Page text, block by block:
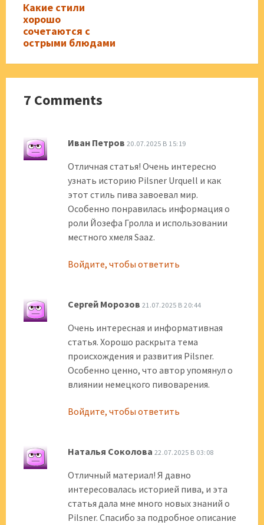
Какие стили
хорошо
сочетаются с
острыми блюдами
7 Comments
Иван Петров 20.07.2025 В 15:19
Отличная статья! Очень интересно
узнать историю Pilsner Urquell и как
этот стиль пива завоевал мир.
Особенно понравилась информация о
роли Йозефа Гролла и использовании
местного хмеля Saaz.
Войдите, чтобы ответить
Сергей Морозов 21.07.2025 В 20:44
Очень интересная и информативная
статья. Хорошо раскрыта тема
происхождения и развития Pilsner.
Особенно ценно, что автор упомянул о
влиянии немецкого пивоварения.
Войдите, чтобы ответить
Наталья Соколова 22.07.2025 В 03:08
Отличный материал! Я давно
интересовалась историей пива, и эта
статья дала мне много новых знаний о
Pilsner. Спасибо за подробное описание